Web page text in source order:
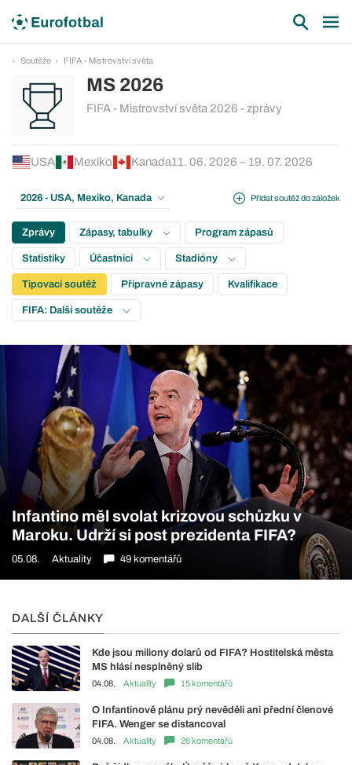
Soutěže FIFA - Mistrovství světa
MS 2026
FIFA - Mistrovství světa 2026 - zprávy
USA Mexiko Kanada11. 06. 2026 – 19. 07. 2026
Přidat soutěž do záložek
2026 - USA, Mexiko, Kanada
Zprávy Zápasy, tabulky Program zápasů
Statistiky Účastníci Stadióny
Tipovací soutěž Přípravné zápasy Kvalifikace
FIFA: Další soutěže
Infantino měl svolat krizovou schůzku v
Maroku. Udrží si post prezidenta FIFA?
05.08. Aktuality 49 komentářů
DALŠÍ ČLÁNKY
Kde jsou miliony dolarů od FIFA? Hostitelská města
MS hlásí nesplněný slib
04.08. Aktuality 15 komentářů
O Infantinově plánu prý nevěděli ani přední členové
FIFA. Wenger se distancoval
04.08. Aktuality 26 komentářů